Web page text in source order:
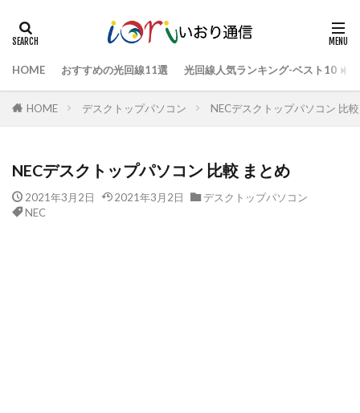
HOME おすすめの光回線11選 光回線人気ランキング-ベスト10
HOME デスクトップパソコン NECデスクトップパソコン 比
NECデスクトップパソコン 比較 まとめ
2021年3月2日 2021年3月2日
デスクトップパソコン
NEC